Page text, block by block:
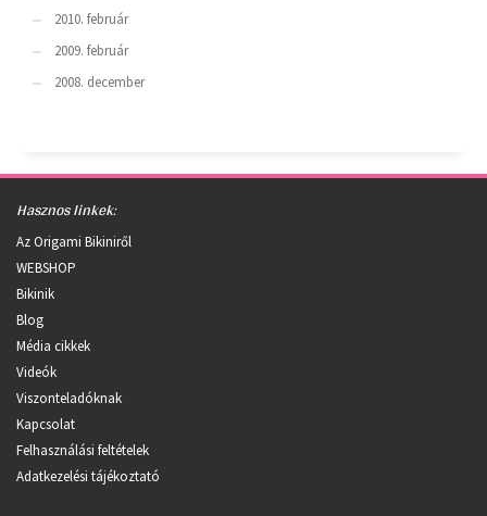
2010. február
2009. február
2008. december
Hasznos linkek:
Az Origami Bikiniről
WEBSHOP
Bikinik
Blog
Média cikkek
Videók
Viszonteladóknak
Kapcsolat
Felhasználási feltételek
Adatkezelési tájékoztató